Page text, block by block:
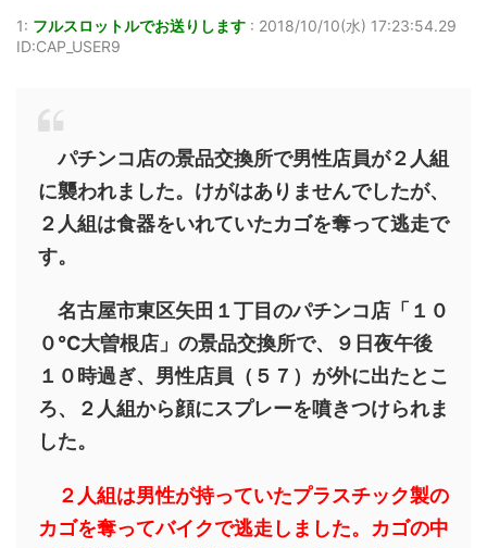
1: フルスロットルでお送りします : 2018/10/10(水) 17:23:54.29
ID:CAP_USER9
パチンコ店の景品交換所で男性店員が２人組
に襲われました。けがはありませんでしたが、
２人組は食器をいれていたカゴを奪って逃走で
す。
名古屋市東区矢田１丁目のパチンコ店「１０
０℃大曽根店」の景品交換所で、９日夜午後
１０時過ぎ、男性店員（５７）が外に出たとこ
ろ、２人組から顔にスプレーを噴きつけられま
した。
２人組は男性が持っていたプラスチック製の
カゴを奪ってバイクで逃走しました。カゴの中